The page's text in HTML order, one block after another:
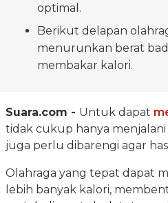
optimal.
Berikut delapan
menurunkan berat
membakar kalori.
Suara.com - Untuk dapat
tidak cukup hanya menjalani
juga perlu dibarengi agar
Olahraga yang tepat dapat
lebih banyak kalori,